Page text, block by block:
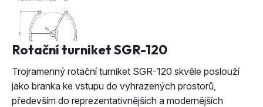
Rotační turniket SGR-120
Trojramenný rotační turniket SGR-120 skvěle poslouží
jako branka ke vstupu do vyhrazených prostorů,
především do reprezentativnějších a modernějších